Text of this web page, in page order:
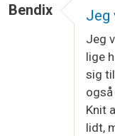
Bendix
Jeg
Jeg
lige
sig
Knit
lidt,